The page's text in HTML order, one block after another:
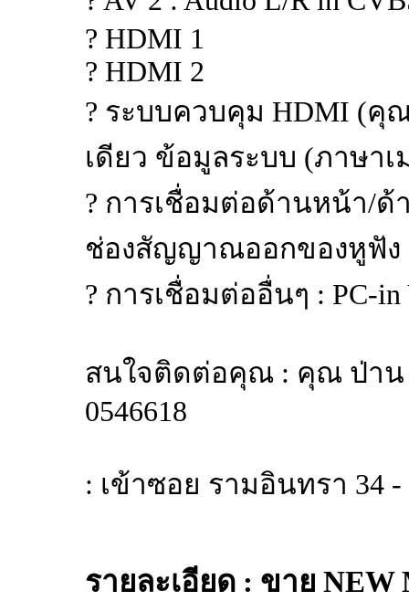
? HDMI 1
? HDMI 2
? ระบบควบคุม HDMI (คุ
เดียว ข้อมูลระบบ (ภาษา
? การเชื่อมต่อด้านหน้า/ด้
ช่องสัญญาณออกของหูฟัง
? การเชื่อมต่ออื่นๆ : PC-in
สนใจติดต่อคุณ : คุณ ป่าน
0546618
: เข้าซอย รามอินทรา 34
รายละเอียด : ขาย NEW